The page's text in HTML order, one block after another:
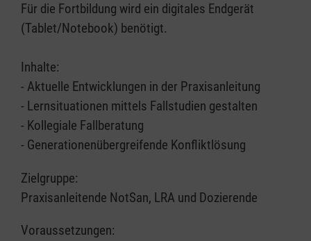
Für die Fortbildung wird ein digitales Endgerät
(Tablet/Notebook) benötigt.
Inhalte:
- Aktuelle Entwicklungen in der Praxisanleitung
- Lernsituationen mittels Fallstudien gestalten
- Kollegiale Fallberatung
- Generationenübergreifende Konfliktlösung
Zielgruppe:
Praxisanleitende NotSan, LRA und Dozierende
Voraussetzungen: